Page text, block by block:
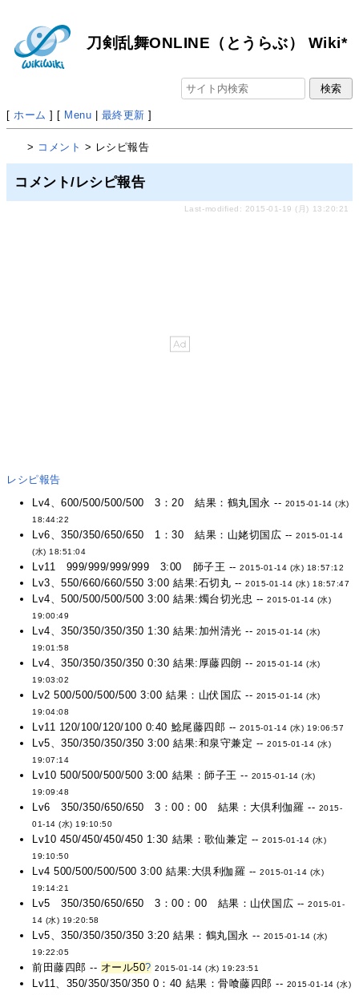
刀剣乱舞ONLINE（とうらぶ） Wiki*
[ ホーム ] [ Menu | 最終更新 ]
> コメント > レシピ報告
コメント/レシピ報告
Last-modified: 2015-01-19 (月) 13:20:21
レシピ報告
Lv4、600/500/500/500 3：20 結果：鶴丸国永 -- 2015-01-14 (水)
18:44:22
Lv6、350/350/650/650 1：30 結果：山姥切国広 --2015-01-14
(水) 18:51:04
Lv11 999/999/999/999 3:00 師子王 --2015-01-14 (水) 18:57:12
Lv3、550/660/660/550 3:00 結果:石切丸 --2015-01-14 (水) 18:57:47
Lv4、500/500/500/500 3:00 結果:燭台切光忠 --2015-01-14 (水)
19:00:49
Lv4、350/350/350/350 1:30 結果:加州清光 -- 2015-01-14 (水)
19:01:58
Lv4、350/350/350/350 0:30 結果:厚藤四朗 -- 2015-01-14 (水)
19:03:02
Lv2 500/500/500/500 3:00 結果：山伏国広 -- 2015-01-14 (水)
19:04:08
Lv11 120/100/120/100 0:40 鯰尾藤四郎 --2015-01-14 (水) 19:06:57
Lv5、350/350/350/350 3:00 結果:和泉守兼定 --2015-01-14 (水)
19:07:14
Lv10 500/500/500/500 3:00 結果：師子王 -- 2015-01-14 (水)
19:09:48
Lv6 350/350/650/650 3：00：00 結果：大倶利伽羅 -- 2015-
01-14 (水) 19:10:50
Lv10 450/450/450/450 1:30 結果：歌仙兼定 --2015-01-14 (水)
19:10:50
Lv4 500/500/500/500 3:00 結果:大倶利伽羅 --2015-01-14 (水)
19:14:21
Lv5 350/350/650/650 3：00：00 結果：山伏国広 --2015-01-
14 (水) 19:20:58
Lv5、350/350/350/350 3:20 結果：鶴丸国永 -- 2015-01-14 (水)
19:22:05
前田藤四郎 -- オール50? 2015-01-14 (水) 19:23:51
Lv11、350/350/350/350 0：40 結果：骨喰藤四郎 -- 2015-01-14 (水)